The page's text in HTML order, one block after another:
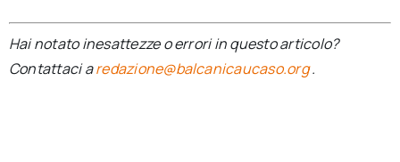
Hai notato inesattezze o errori in questo articolo?
Contattaci aredazione@balcanicaucaso.org.